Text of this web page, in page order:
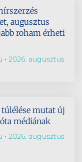
augusztus
roham érheti
2026. augusztus
túlélése mutat új
médiának
2026. augusztus